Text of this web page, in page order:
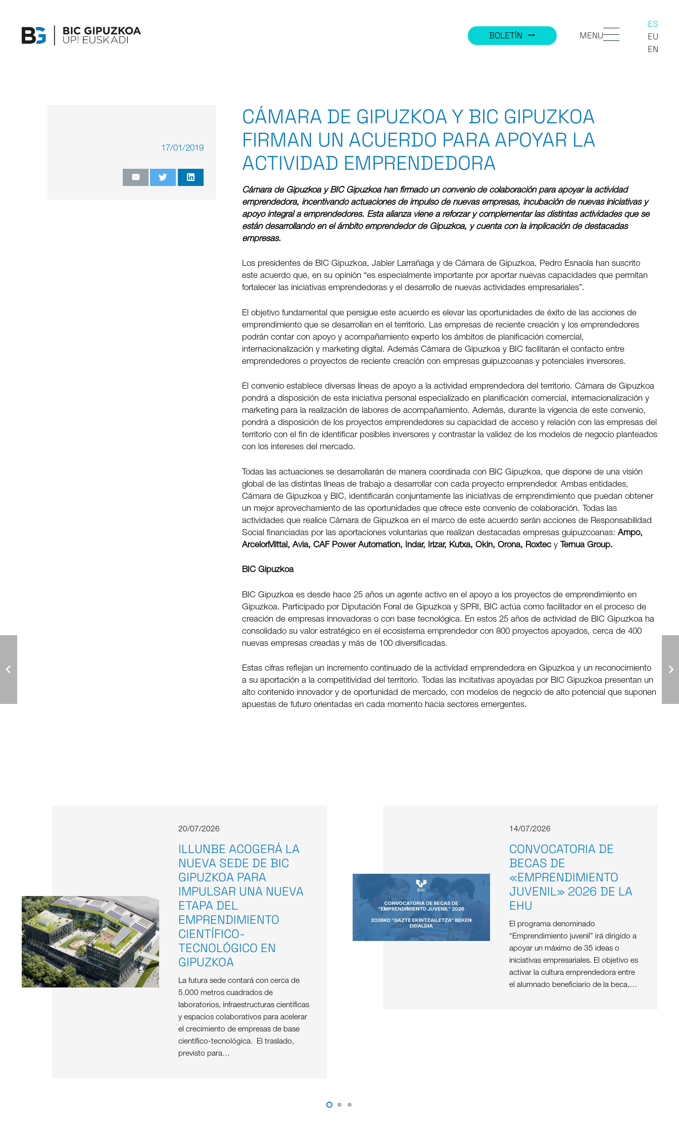
BOLETÍN trending_flat MENU
ES
EU
EN
17/01/2019
CÁMARA DE GIPUZKOA Y BIC GIPUZKOA
FIRMAN UN ACUERDO PARA APOYAR LA
ACTIVIDAD EMPRENDEDORA
Cámara de Gipuzkoa y BIC Gipuzkoa han firmado un convenio de colaboración para apoyar la actividad
emprendedora, incentivando actuaciones de impulso de nuevas empresas, incubación de nuevas iniciativas y
apoyo integral a emprendedores. Esta alianza viene a reforzar y complementar las distintas actividades que se
están desarrollando en el ámbito emprendedor de Gipuzkoa, y cuenta con la implicación de destacadas
empresas.
Los presidentes de BIC Gipuzkoa, Jabier Larrañaga y de Cámara de Gipuzkoa, Pedro Esnaola han suscrito
este acuerdo que, en su opinión “es especialmente importante por aportar nuevas capacidades que permitan
fortalecer las iniciativas emprendedoras y el desarrollo de nuevas actividades empresariales”.
El objetivo fundamental que persigue este acuerdo es elevar las oportunidades de éxito de las acciones de
emprendimiento que se desarrollan en el territorio. Las empresas de reciente creación y los emprendedores
podrán contar con apoyo y acompañamiento experto los ámbitos de planificación comercial,
internacionalización y marketing digital. Además Cámara de Gipuzkoa y BIC facilitarán el contacto entre
emprendedores o proyectos de reciente creación con empresas guipuzcoanas y potenciales inversores.
El convenio establece diversas líneas de apoyo a la actividad emprendedora del territorio. Cámara de Gipuzkoa
pondrá a disposición de esta iniciativa personal especializado en planificación comercial, internacionalización y
marketing para la realización de labores de acompañamiento. Además, durante la vigencia de este convenio,
pondrá a disposición de los proyectos emprendedores su capacidad de acceso y relación con las empresas del
territorio con el fin de identificar posibles inversores y contrastar la validez de los modelos de negocio planteados
con los intereses del mercado.
Todas las actuaciones se desarrollarán de manera coordinada con BIC Gipuzkoa, que dispone de una visión
global de las distintas líneas de trabajo a desarrollar con cada proyecto emprendedor. Ambas entidades,
Cámara de Gipuzkoa y BIC, identificarán conjuntamente las iniciativas de emprendimiento que puedan obtener
un mejor aprovechamiento de las oportunidades que ofrece este convenio de colaboración. Todas las
actividades que realice Cámara de Gipuzkoa en el marco de este acuerdo serán acciones de Responsabilidad
Social financiadas por las aportaciones voluntarias que realizan destacadas empresas guipuzcoanas:Ampo,
ArcelorMittal, Avia, CAF Power Automation, Indar, Irizar, Kutxa, Okin, Orona, Roxtec y Ternua Group.
BIC Gipuzkoa
BIC Gipuzkoa es desde hace 25 años un agente activo en el apoyo a los proyectos de emprendimiento en
Gipuzkoa. Participado por Diputación Foral de Gipuzkoa y SPRI, BIC actúa como facilitador en el proceso de
creación de empresas innovadoras o con base tecnológica. En estos 25 años de actividad de BIC Gipuzkoa ha
consolidado su valor estratégico en el ecosistema emprendedor con 800 proyectos apoyados, cerca de 400
nuevas empresas creadas y más de 100 diversificadas.
Estas cifras reflejan un incremento continuado de la actividad emprendedora en Gipuzkoa y un reconocimiento
a su aportación a la competitividad del territorio. Todas las incitativas apoyadas por BIC Gipuzkoa presentan un
alto contenido innovador y de oportunidad de mercado, con modelos de negocio de alto potencial que suponen
apuestas de futuro orientadas en cada momento hacia sectores emergentes.
20/07/2026
ILLUNBE ACOGERÁ LA
NUEVA SEDE DE BIC
GIPUZKOA PARA
IMPULSAR UNA NUEVA
ETAPA DEL
EMPRENDIMIENTO
CIENTÍFICO-
TECNOLÓGICO EN
GIPUZKOA
La futura sede contará con cerca de
5.000 metros cuadrados de
laboratorios, infraestructuras científicas
y espacios colaborativos para acelerar
el crecimiento de empresas de base
científico-tecnológica. El traslado,
previsto para…
14/07/2026
CONVOCATORIA DE
BECAS DE
«EMPRENDIMIENTO
JUVENIL» 2026 DE LA
EHU
El programa denominado
“Emprendimiento juvenil” irá dirigido a
apoyar un máximo de 35 ideas o
iniciativas empresariales. El objetivo es
activar la cultura emprendedora entre
el alumnado beneficiario de la beca,…